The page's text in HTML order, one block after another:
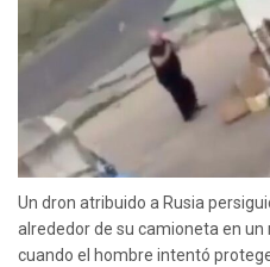
Un dron atribuido a Rusia
alrededor de su camioneta en
cuando el hombre intentó